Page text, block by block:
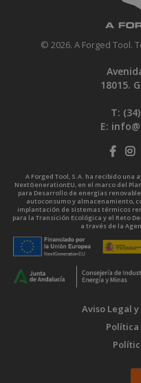
© 2026. A Forged Tool.
18015.
T: (34)
E:
A Forged Tool, S.A. ha recibido una
NextGenerationEU, en el marco del
para Desarrollo de energías
autoconsumo y almacenamiento,
implantación de sistemas térmicos
para la Transición Ecológica y el Reto
a través de la
Aviso Legal